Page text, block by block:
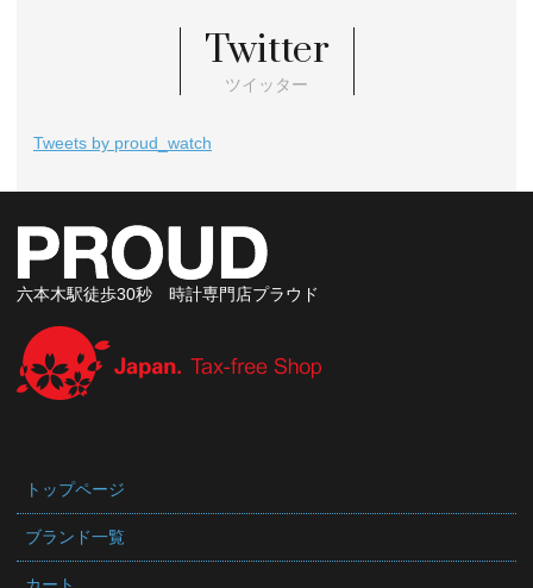
Twitter
ツイッター
Tweets by proud_watch
六本木駅徒歩30秒 時計専門店プラウド
トップページ
ブランド一覧